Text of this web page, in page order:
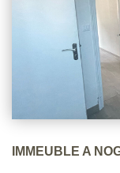
IMMEUBLE A